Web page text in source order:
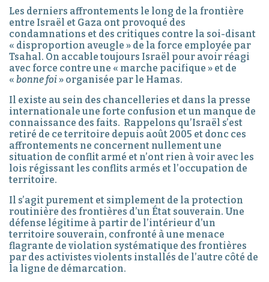
Les derniers affrontements le long de la frontière
entre Israël et Gaza ont provoqué des
condamnations et des critiques contre la soi-disant
« disproportion aveugle » de la force employée par
Tsahal. On accable toujours Israël pour avoir réagi
avec force contre une « marche pacifique » et de
« bonne foi» organisée par le Hamas.
Il existe au sein des chancelleries et dans la presse
internationale une forte confusion et un manque de
connaissance des faits. Rappelons qu’Israël s’est
retiré de ce territoire depuis août 2005 et donc ces
affrontements ne concernent nullement une
situation de conflit armé et n’ont rien à voir avec les
lois régissant les conflits armés et l’occupation de
territoire.
Il s’agit purement et simplement de la protection
routinière des frontières d’un État souverain. Une
défense légitime à partir de l’intérieur d’un
territoire souverain, confronté à une menace
flagrante de violation systématique des frontières
par des activistes violents installés de l’autre côté de
la ligne de démarcation.